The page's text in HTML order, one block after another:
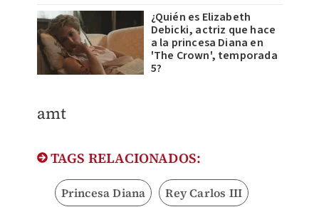
¿Quién es Elizabeth
Debicki, actriz que hace
a la princesa Diana en
'The Crown', temporada
5?
amt
TAGS RELACIONADOS:
Princesa Diana Rey Carlos III